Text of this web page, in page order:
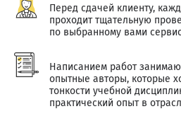
Перед сдачей клиенту,
проходит тщательную
по выбранному вами
Написанием работ
опытные авторы, которые
тонкости учебной
практический опыт в